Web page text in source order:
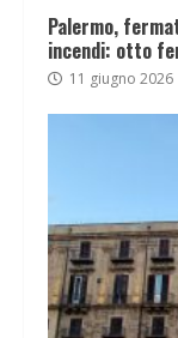
Palermo,
incendi: otto
11 giugno 2026